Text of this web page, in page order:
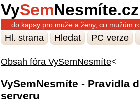
VySemNesmíte.cz
… do kapsy pro muže a ženy, co mužům
Hl. strana Hledat PC verze
Obsah fóra VySemNesmíte<
VySemNesmíte - Pravidla
serveru